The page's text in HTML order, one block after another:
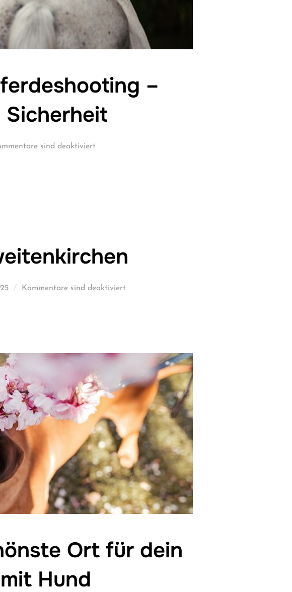
–
Sicherheit
sind deaktiviert
Kommentare sind deaktiviert
Ort für dein
Hund